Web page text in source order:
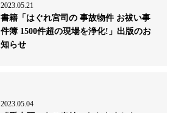
2023.05.21
書籍「はぐれ宮司の 事故物件 お祓い事
件簿 1500件超の現場を浄化!」出版のお
知らせ
2023.05.04